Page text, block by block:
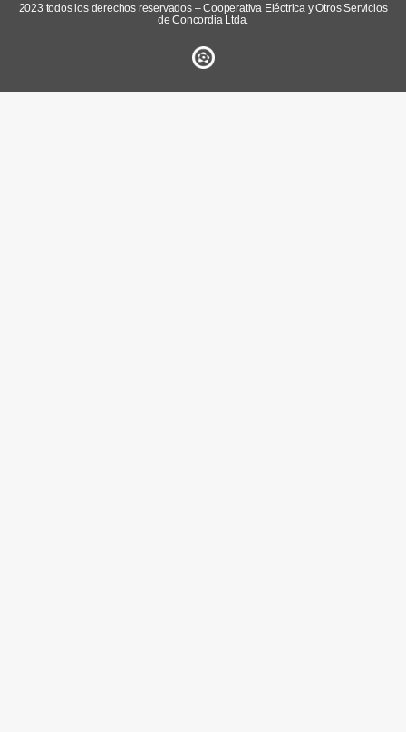
2023 todos los derechos reservados – Cooperativa Eléctrica y Otros Servicios
de Concordia Ltda.